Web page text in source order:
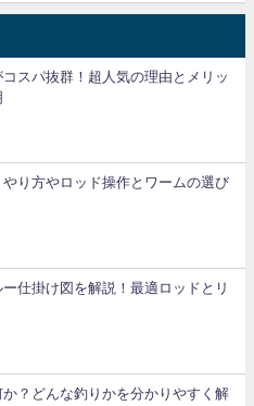
スパ抜群！超人気の理由とメリッ
やり方やロッド操作とワームの選び
仕掛け図を解説！最適ロッドとリ
？どんな釣りかを分かりやすく解